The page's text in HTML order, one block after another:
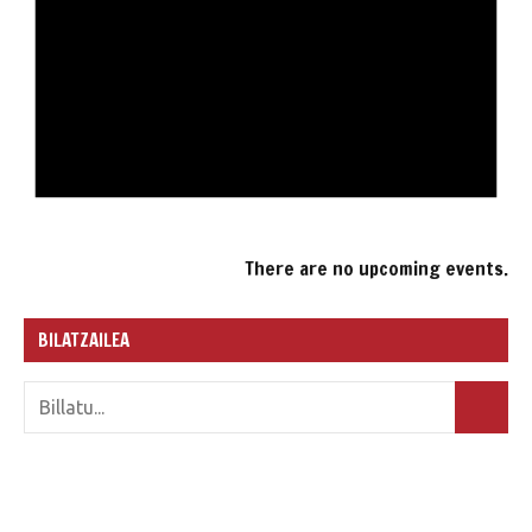
There are no upcoming events.
BILATZAILEA